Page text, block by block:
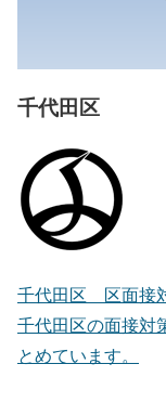
千代田区
千代田区 区面接
千代田区の面接対
とめています。